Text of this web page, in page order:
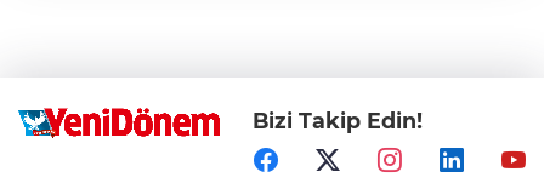
Bizi Takip Edin!